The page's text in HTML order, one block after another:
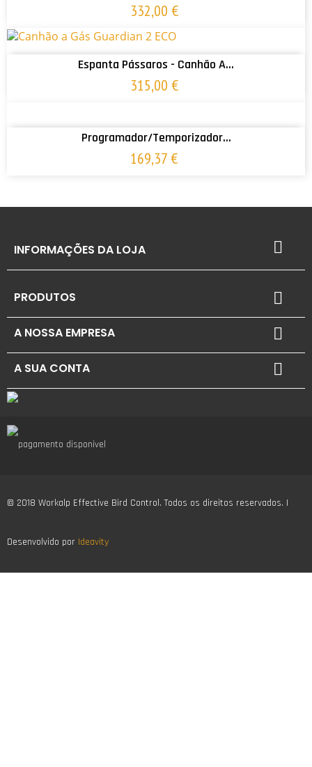
332,00 €
ADICIONAR AO CARRINHO
Espanta Pássaros - Canhão A...
315,00 €
Programador/Temporizador...
169,37 €
INFORMAÇÕES DA LOJA 
PRODUTOS 
A NOSSA EMPRESA 
A SUA CONTA 
© 2018 Workalp Effective Bird Control. Todos os direitos reservados. |
Desenvolvido por Ideavity